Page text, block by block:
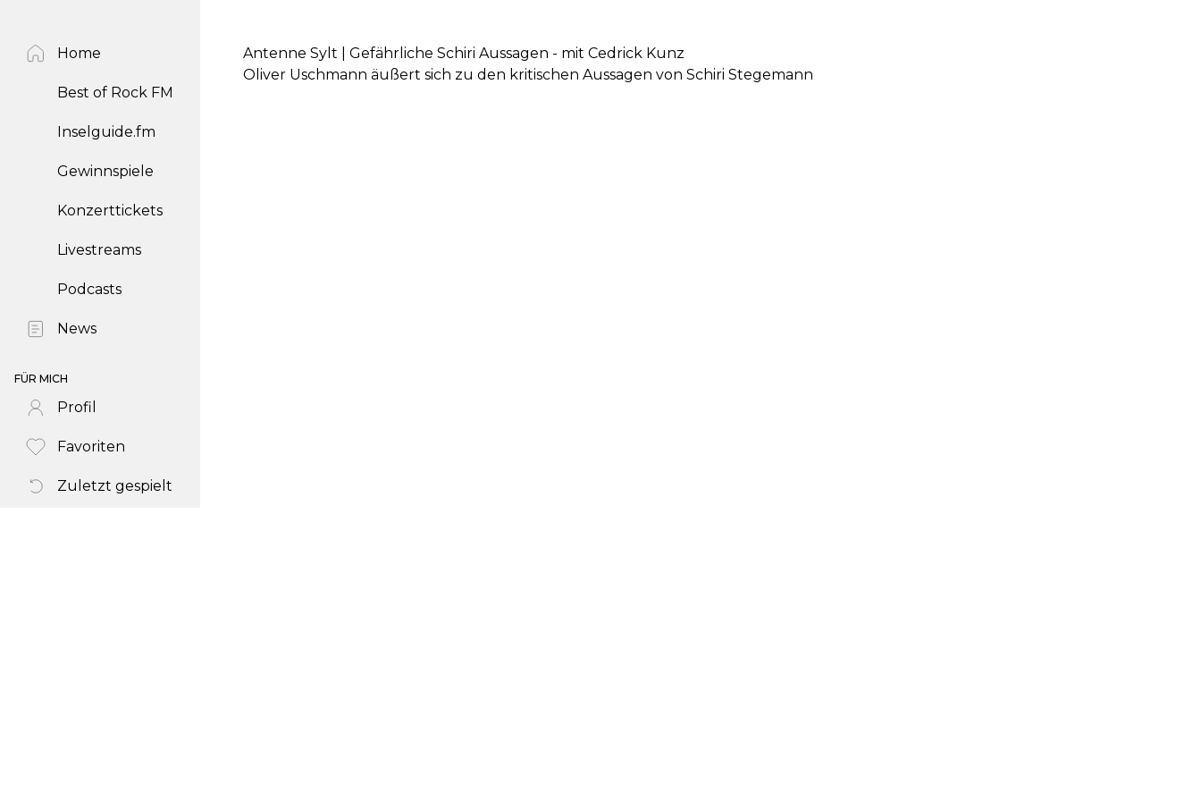
Home
Best of Rock FM
Inselguide.fm
Gewinnspiele
Konzerttickets
Livestreams
Podcasts
News
FÜR MICH
Profil
Favoriten
Zuletzt gespielt
Antenne Sylt | Gefährliche Schiri Aussagen - mit Cedrick Kunz
Oliver Uschmann äußert sich zu den kritischen Aussagen von Schiri Stegemann